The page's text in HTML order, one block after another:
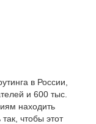
в России,
и 600 тыс.
находить
чтобы этот